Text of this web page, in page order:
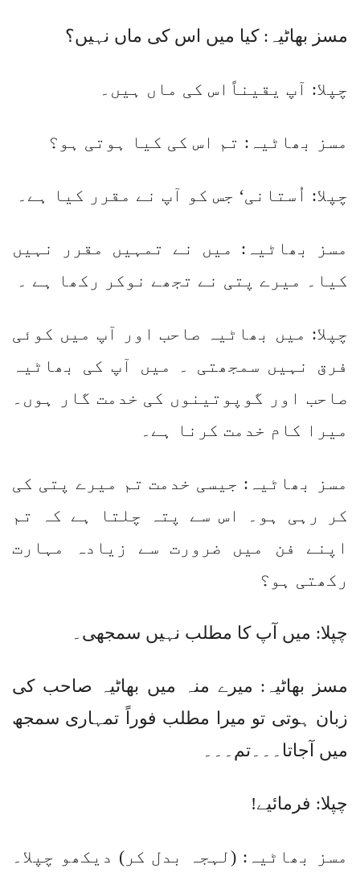
مسز بھاٹیہ: کیا میں اس کی ماں نہیں؟
چپلا: آپ یقیناًاس کی ماں ہیں۔
مسز بھاٹیہ: تم اس کی کیا ہوتی ہو؟
چپلا: اُستانی‘ جس کو آپ نے مقرر کیا ہے۔
مسز بھاٹیہ: میں نے تمہیں مقرر نہیں
کیا۔ میرے پتی نے تجھے نوکر رکھا ہے ۔
چپلا: میں بھاٹیہ صاحب اور آپ میں کوئی
فرق نہیں سمجھتی ۔ میں آپ کی بھاٹیہ
صاحب اور گوپوتینوں کی خدمت گار ہوں۔
میرا کام خدمت کرنا ہے۔
مسز بھاٹیہ: جیسی خدمت تم میرے پتی کی
کر رہی ہو۔ اس سے پتہ چلتا ہے کہ تم
اپنے فن میں ضرورت سے زیادہ مہارت
رکھتی ہو؟
چپلا: میں آپ کا مطلب نہیں سمجھی۔
مسز بھاٹیہ: میرے منہ میں بھاٹیہ صاحب کی
زبان ہوتی تو میرا مطلب فوراً تمہاری سمجھ
میں آجاتا۔۔۔تم۔۔۔
چپلا: فرمائیے!
مسز بھاٹیہ: (لہجہ بدل کر) دیکھو چپلا۔